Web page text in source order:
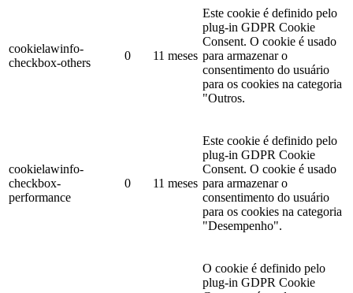
cookielawinfo-
checkbox-others
0 11 meses
Este cookie é definido pelo
plug-in GDPR Cookie
Consent. O cookie é usado
para armazenar o
consentimento do usuário
para os cookies na categoria
"Outros.
cookielawinfo-
checkbox-
performance
0 11 meses
Este cookie é definido pelo
plug-in GDPR Cookie
Consent. O cookie é usado
para armazenar o
consentimento do usuário
para os cookies na categoria
"Desempenho".
O cookie é definido pelo
plug-in GDPR Cookie